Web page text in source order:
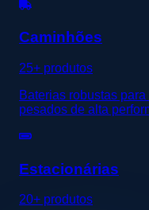
Caminhões
25+ produtos
Baterias robustas
pesados de alta
Estacionárias
20+ produtos